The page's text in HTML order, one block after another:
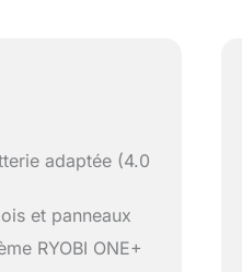
adaptée (4.0
et panneaux
RYOBI ONE+